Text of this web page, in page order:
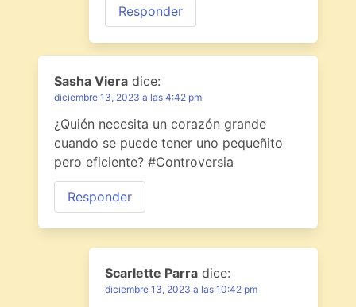
Responder
Sasha Viera dice:
diciembre 13, 2023 a las 4:42 pm
¿Quién necesita un corazón grande
cuando se puede tener uno pequeñito
pero eficiente? #Controversia
Responder
Scarlette Parra dice:
diciembre 13, 2023 a las 10:42 pm